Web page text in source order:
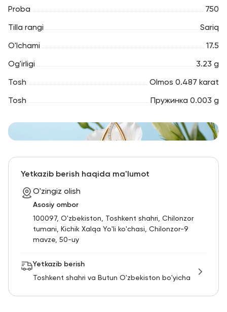
Proba 750
Tilla rangi Sariq
O'lchami 17.5
Og'irligi 3.23 g
Tosh Olmos 0.487 karat
Tosh Пружинка 0.003 g
Yetkazib berish haqida ma'lumot
O'zingiz olish
Asosiy ombor
100097, O'zbekiston, Toshkent shahri, Chilonzor
tumani, Kichik Xalqa Yo'li ko'chasi, Chilonzor-9
mavze, 50-uy
Yetkazib berish
Toshkent shahri va Butun O'zbekiston bo'yicha